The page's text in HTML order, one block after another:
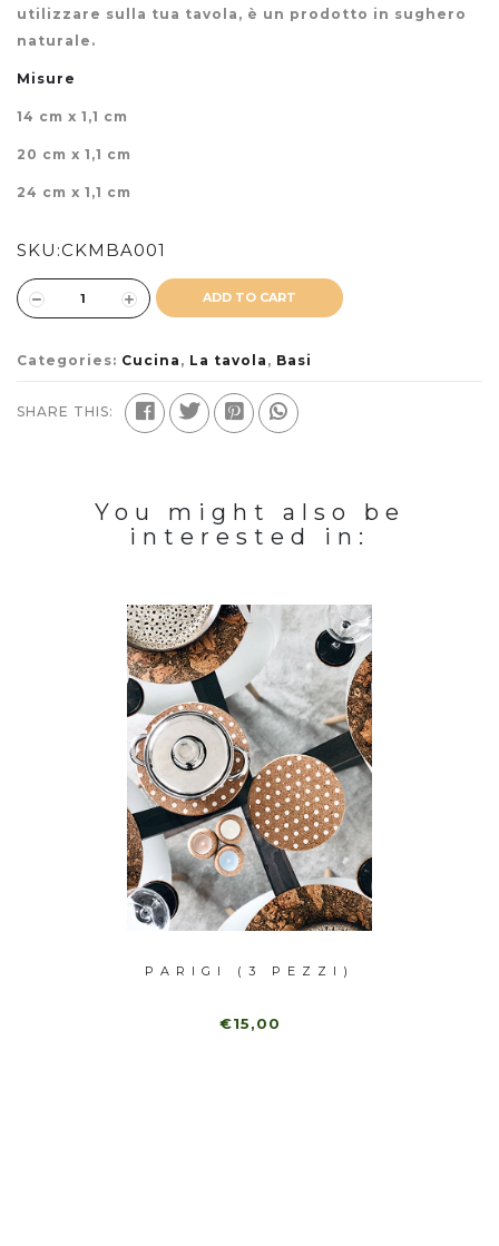
utilizzare sulla tua tavola, è un prodotto in sughero
naturale.
Misure
14 cm x 1,1 cm
20 cm x 1,1 cm
24 cm x 1,1 cm
SKU:CKMBA001
ADD TO CART
Categories: Cucina , La tavola , Basi
SHARE THIS:
You might also be
interested in:
PARIGI (3 PEZZI)
€15,00